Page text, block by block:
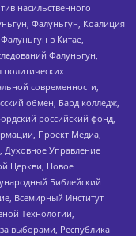
насильственного
Фалуньгун, Коалиция
в Китае,
Фалуньгун,
современности,
обмен, Бард колледж,
российский фонд,
Проект Медиа,
Духовное Управление
Церкви, Новое
Библейский
Всемирный Институт
Технологии,
выборами, Республика